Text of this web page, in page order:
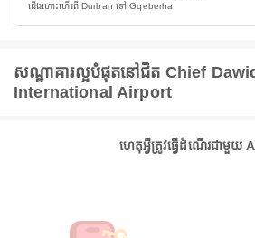
ជើងហោះហើរពី Durban ទៅ Gqeberha
សណ្ឋាគារល្អបំផុតនៅជិត Chief
International Airport
ហេតុអ្វីត្រូវធ្វើដំណើរជាមួយ